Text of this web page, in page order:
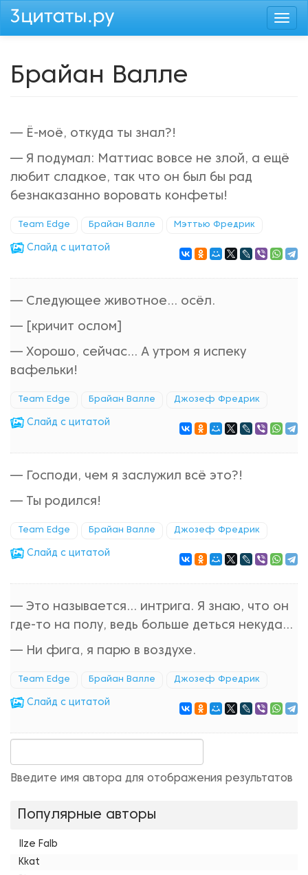
Перейти
Брайан Валле
— Ё-моё, откуда ты знал?!
— Я подумал: Маттиас вовсе не злой, а ещё
любит сладкое, так что он был бы рад
безнаказанно воровать конфеты!
Team Edge Брайан Валле Мэттью Фредрик
Cлайд с цитатой
— Следующее животное... осёл.
— [кричит ослом]
— Хорошо, сейчас... А утром я испеку
вафельки!
Team Edge Брайан Валле Джозеф Фредрик
Cлайд с цитатой
— Господи, чем я заслужил всё это?!
— Ты родился!
Team Edge Брайан Валле Джозеф Фредрик
Cлайд с цитатой
— Это называется... интрига. Я знаю, что он
где-то на полу, ведь больше деться некуда...
— Ни фига, я парю в воздухе.
Team Edge Брайан Валле Джозеф Фредрик
Cлайд с цитатой
Введите имя автора для отображения результатов
Популярные авторы
Ilze Falb
Kkat